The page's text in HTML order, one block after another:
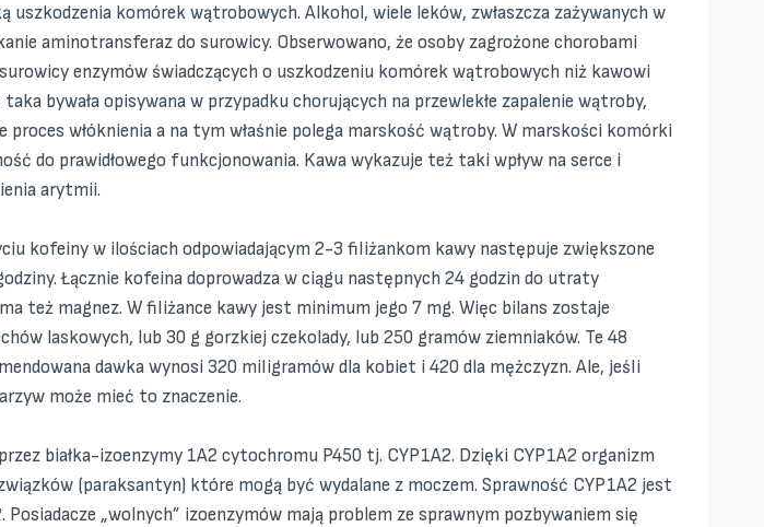
komórek wątrobowych. Alkohol, wiele leków, zwłaszcza zażywanych w
aminotransferaz do surowicy. Obserwowano, że osoby zagrożone chorobami
enzymów świadczących o uszkodzeniu komórek wątrobowych niż kawowi
bywała opisywana w przypadku chorujących na przewlekłe zapalenie wątroby,
włóknienia a na tym właśnie polega marskość wątroby. W marskości komórki
do prawidłowego funkcjonowania. Kawa wykazuje też taki wpływ na serce i
arytmii.
kofeiny w ilościach odpowiadającym 2-3 filiżankom kawy następuje zwiększone
Łącznie kofeina doprowadza w ciągu następnych 24 godzin do utraty
też magnez. W filiżance kawy jest minimum jego 7 mg. Więc bilans zostaje
laskowych, lub 30 g gorzkiej czekolady, lub 250 gramów ziemniaków. Te 48
dawka wynosi 320 miligramów dla kobiet i 420 dla mężczyzn. Ale, jeśli
może mieć to znaczenie.
białka-izoenzymy 1A2 cytochromu P450 tj. CYP1A2. Dzięki CYP1A2 organizm
(paraksantyn) które mogą być wydalane z moczem. Sprawność CYP1A2 jest
„wolnych” izoenzymów mają problem ze sprawnym pozbywaniem się